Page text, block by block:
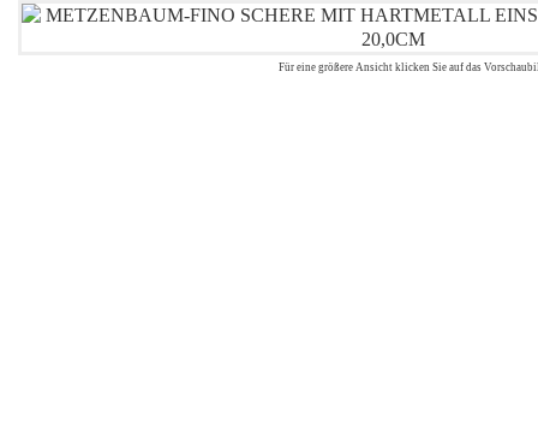
Für eine größere Ansicht klicken Sie auf das